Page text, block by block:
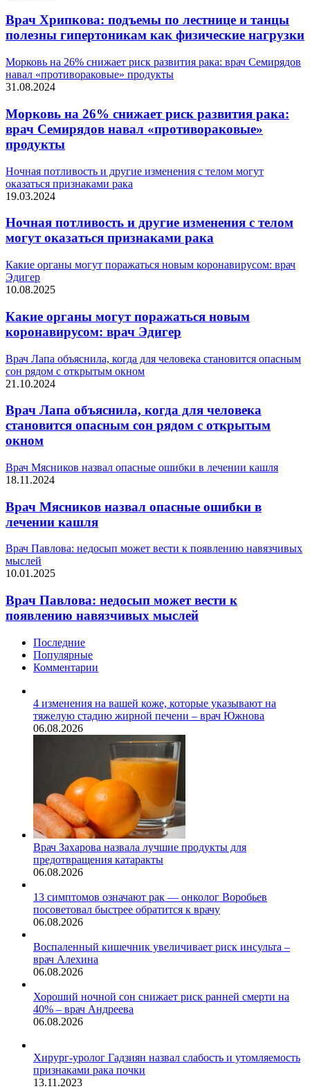
Врач Хрипкова: подъемы по лестнице и танцы
полезны гипертоникам как физические нагрузки
Морковь на 26% снижает риск развития рака: врач Семирядов
навал «противораковые» продукты
31.08.2024
Морковь на 26% снижает риск развития рака:
врач Семирядов навал «противораковые»
продукты
Ночная потливость и другие изменения с телом могут
оказаться признаками рака
19.03.2024
Ночная потливость и другие изменения с телом
могут оказаться признаками рака
Какие органы могут поражаться новым коронавирусом: врач
Эдигер
10.08.2025
Какие органы могут поражаться новым
коронавирусом: врач Эдигер
Врач Лапа объяснила, когда для человека становится опасным
сон рядом с открытым окном
21.10.2024
Врач Лапа объяснила, когда для человека
становится опасным сон рядом с открытым
окном
Врач Мясников назвал опасные ошибки в лечении кашля
18.11.2024
Врач Мясников назвал опасные ошибки в
лечении кашля
Врач Павлова: недосып может вести к появлению навязчивых
мыслей
10.01.2025
Врач Павлова: недосып может вести к
появлению навязчивых мыслей
Последние
Популярные
Комментарии
4 изменения на вашей коже, которые указывают на
тяжелую стадию жирной печени – врач Южнова
06.08.2026
Врач Захарова назвала лучшие продукты для
предотвращения катаракты
06.08.2026
13 симптомов означают рак — онколог Воробьев
посоветовал быстрее обратится к врачу
06.08.2026
Воспаленный кишечник увеличивает риск инсульта –
врач Алехина
06.08.2026
Хороший ночной сон снижает риск ранней смерти на
40% – врач Андреева
06.08.2026
Хирург-уролог Гадзиян назвал слабость и утомляемость
признаками рака почки
13.11.2023